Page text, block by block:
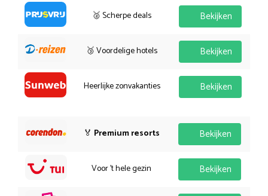
🥈 Scherpe deals Bekijken
🥉 Voordelige hotels Bekijken
Heerlijke zonvakanties Bekijken
🏅 Premium resorts Bekijken
Voor 't hele gezin Bekijken